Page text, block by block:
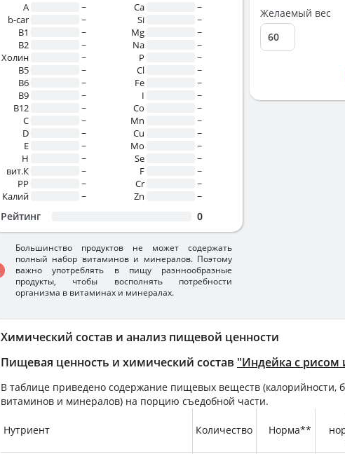
Химический состав и анализ пищевой ценности
Пищевая ценность и химический состав "Индейка с
В таблице приведено содержание пищевых веществ (калорийности,
витаминов и минералов) на порцию съедобной части.
Нутриент Количество Норма**
A
~
b-car
~
В1
~
B2
~
Холин
~
B5
~
B6
~
B9
~
B12
~
C
~
D
~
E
~
H
~
вит.К
~
PP
~
Калий
~
Ca
~
Si
~
Mg
~
Na
~
P
~
Cl
~
Fe
~
I
~
Co
~
Mn
~
Cu
~
Mo
~
Se
~
F
~
Cr
~
Zn
~
Рейтинг 0
Большинство продуктов не может содержать
полный набор витаминов и минералов. Поэтому
важно употреблять в пищу разннообразные
продукты, чтобы восполнять потребности
организма в витаминах и минералах.
Желаемый вес